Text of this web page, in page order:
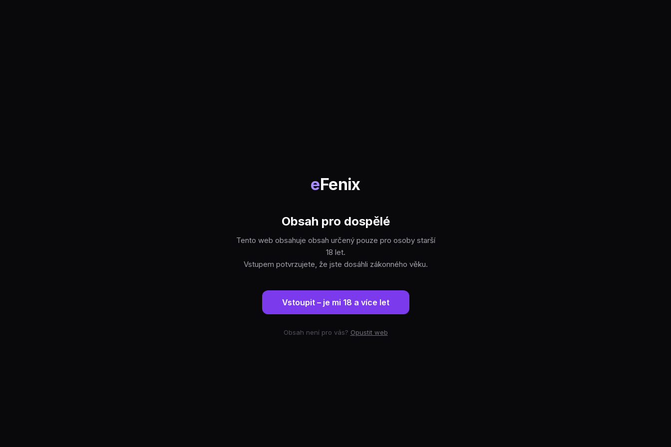
eFenix
Obsah pro dospělé
Tento web obsahuje obsah určený pouze pro osoby starší
18 let.
Vstupem potvrzujete, že jste dosáhli zákonného věku.
Vstoupit – je mi 18 a více let
Obsah není pro vás? Opustit web